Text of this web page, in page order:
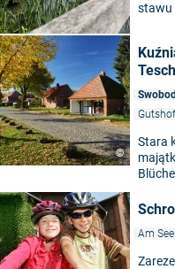
stawu
©
Stara
Am